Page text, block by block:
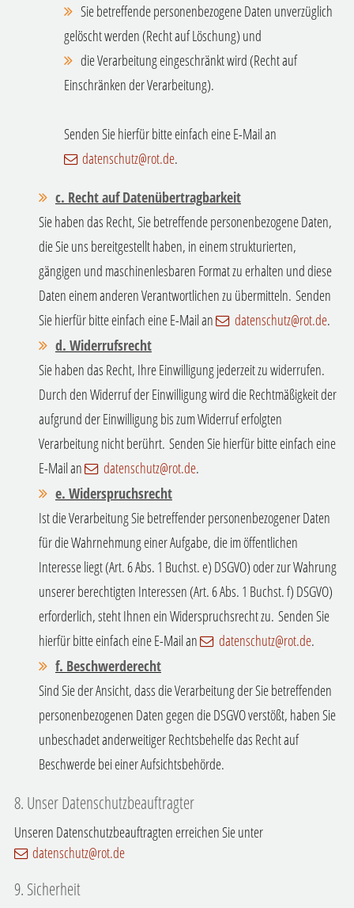
Sie betreffende personenbezogene Daten unverzüglich
gelöscht werden (Recht auf Löschung) und
die Verarbeitung eingeschränkt wird (Recht auf
Einschränken der Verarbeitung).
Senden Sie hierfür bitte einfach eine E-Mail an
datenschutz@rot.de.
c. Recht auf Datenübertragbarkeit
Sie haben das Recht, Sie betreffende personenbezogene Daten,
die Sie uns bereitgestellt haben, in einem strukturierten,
gängigen und maschinenlesbaren Format zu erhalten und diese
Daten einem anderen Verantwortlichen zu übermitteln. Senden
Sie hierfür bitte einfach eine E-Mail an
datenschutz@rot.de.
d. Widerrufsrecht
Sie haben das Recht, Ihre Einwilligung jederzeit zu widerrufen.
Durch den Widerruf der Einwilligung wird die Rechtmäßigkeit der
aufgrund der Einwilligung bis zum Widerruf erfolgten
Verarbeitung nicht berührt. Senden Sie hierfür bitte einfach eine
E-Mail an
datenschutz@rot.de.
e. Widerspruchsrecht
Ist die Verarbeitung Sie betreffender personenbezogener Daten
für die Wahrnehmung einer Aufgabe, die im öffentlichen
Interesse liegt (Art. 6 Abs. 1 Buchst. e) DSGVO) oder zur Wahrung
unserer berechtigten Interessen (Art. 6 Abs. 1 Buchst. f) DSGVO)
erforderlich, steht Ihnen ein Widerspruchsrecht zu. Senden Sie
hierfür bitte einfach eine E-Mail an
datenschutz@rot.de.
f. Beschwerderecht
Sind Sie der Ansicht, dass die Verarbeitung der Sie betreffenden
personenbezogenen Daten gegen die DSGVO verstößt, haben Sie
unbeschadet anderweitiger Rechtsbehelfe das Recht auf
Beschwerde bei einer Aufsichtsbehörde.
8. Unser Datenschutzbeauftragter
Unseren Datenschutzbeauftragten erreichen Sie unter
datenschutz@rot.de
9. Sicherheit